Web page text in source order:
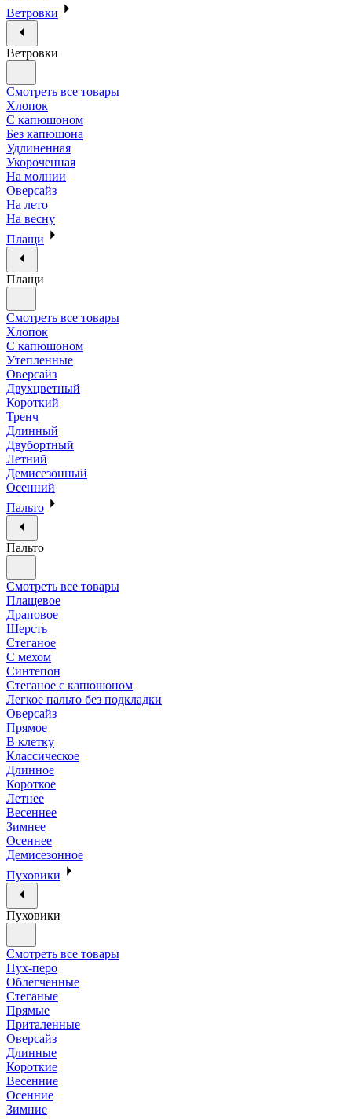
Ветровки
Ветровки
Смотреть все товары
Хлопок
С капюшоном
Без капюшона
Удлиненная
Укороченная
На молнии
Оверсайз
На лето
На весну
Плащи
Плащи
Смотреть все товары
Хлопок
С капюшоном
Утепленные
Оверсайз
Двухцветный
Короткий
Тренч
Длинный
Двубортный
Летний
Демисезонный
Осенний
Пальто
Пальто
Смотреть все товары
Плащевое
Драповое
Шерсть
Стеганое
С мехом
Синтепон
Стеганое с капюшоном
Легкое пальто без подкладки
Оверсайз
Прямое
В клетку
Классическое
Длинное
Короткое
Летнее
Весеннее
Зимнее
Осеннее
Демисезонное
Пуховики
Пуховики
Смотреть все товары
Пух-перо
Облегченные
Стеганые
Прямые
Приталенные
Оверсайз
Длинные
Короткие
Весенние
Осенние
Зимние